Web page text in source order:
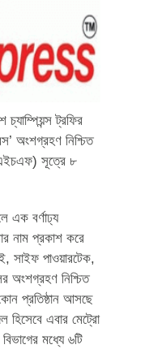
চ্যাম্পিয়ন্স ট্রফির
অংশগ্রহণ নিশ্চিত
সূত্রে ৮
এক বর্ণাঢ্য
নাম প্রকাশ করে
সাইফ পাওয়ারটেক,
অংশগ্রহণ নিশ্চিত
প্রতিষ্ঠান আসছে
এবার মেট্রো
মধ্যে ৬টি